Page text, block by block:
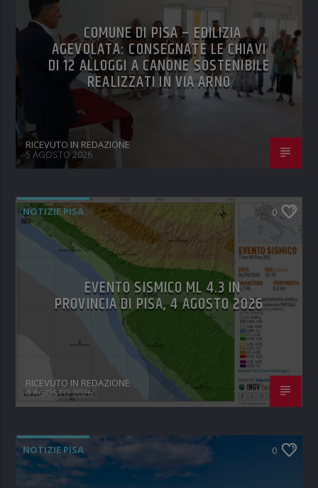
COMUNE DI PISA – EDILIZIA
AGEVOLATA: CONSEGNATE LE CHIAVI
DI 12 ALLOGGI A CANONE SOSTENIBILE
REALIZZATI IN VIA ARNO
RICEVUTO IN REDAZIONE
5 AGOSTO 2026
NOTIZIE PISA 0
EVENTO SISMICO ML 4.3 IN
PROVINCIA DI PISA, 4 AGOSTO 2026
RICEVUTO IN REDAZIONE
4 AGOSTO 2026
NOTIZIE PISA 0